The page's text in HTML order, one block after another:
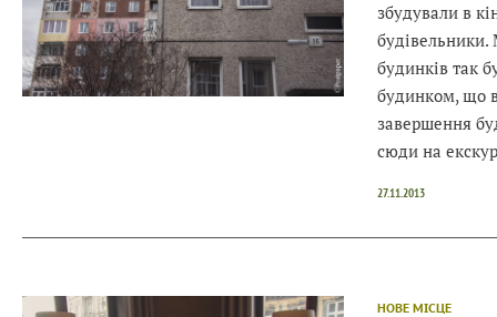
збудували в
будівельники.
будинків так
будинком, що
завершення
сюди на
27.11.2013
НОВЕ МІСЦЕ